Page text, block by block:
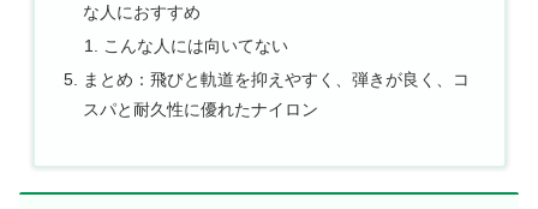
な人におすすめ
こんな人には向いてない
まとめ：飛びと軌道を抑えやすく、弾きが良く、コ
スパと耐久性に優れたナイロン